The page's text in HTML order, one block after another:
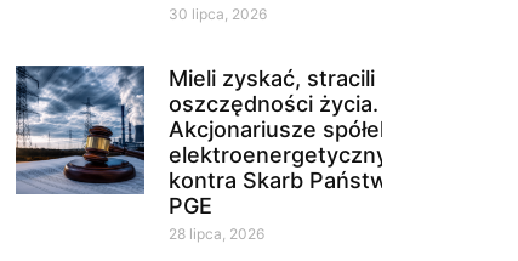
30 lipca, 2026
Mieli zyskać, stracili
oszczędności życia.
Akcjonariusze spółek
elektroenergetycznych
kontra Skarb Państwa i
PGE
28 lipca, 2026